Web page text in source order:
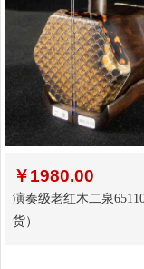
￥1980.00
演奏级老红木二泉
货）